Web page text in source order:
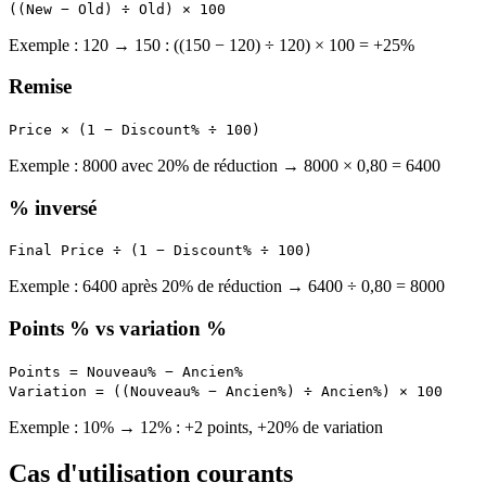
((New − Old) ÷ Old) × 100
Exemple : 120 → 150 : ((150 − 120) ÷ 120) × 100 = +25%
Remise
Price × (1 − Discount% ÷ 100)
Exemple : 8000 avec 20% de réduction → 8000 × 0,80 = 6400
% inversé
Final Price ÷ (1 − Discount% ÷ 100)
Exemple : 6400 après 20% de réduction → 6400 ÷ 0,80 = 8000
Points % vs variation %
Points = Nouveau% − Ancien%
Variation = ((Nouveau% − Ancien%) ÷ Ancien%) × 100
Exemple : 10% → 12% : +2 points, +20% de variation
Cas d'utilisation courants